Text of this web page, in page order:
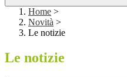
Home >
Novità >
Le notizie
Le notizie